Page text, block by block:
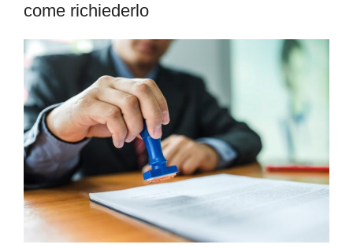
come richiederlo